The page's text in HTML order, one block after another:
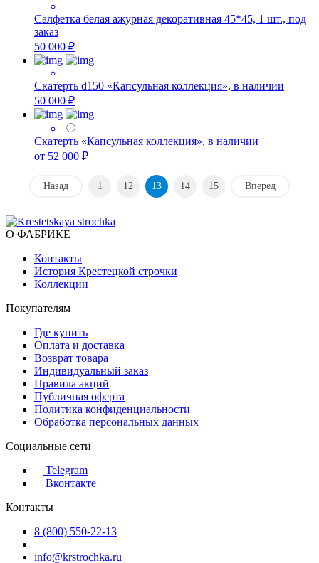
Салфетка белая ажурная декоративная 45*45, 1 шт., под
заказ
50 000 ₽
Скатерть d150 «Капсульная коллекция», в наличии
50 000 ₽
Скатерть «Капсульная коллекция», в наличии
от 52 000 ₽
Назад 1 12 13 14 15 Вперед
О ФАБРИКЕ
Контакты
История Крестецкой строчки
Коллекции
Покупателям
Где купить
Оплата и доставка
Возврат товара
Индивидуальный заказ
Правила акций
Публичная оферта
Политика конфиденциальности
Обработка персональных данных
Социальные сети
Telegram
Вконтакте
Контакты
8 (800) 550-22-13
info@krstrochka.ru